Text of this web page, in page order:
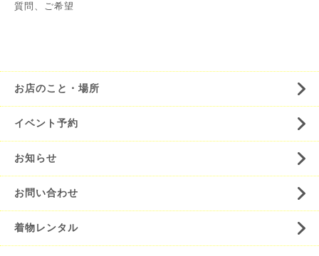
質問、ご希望
お店のこと・場所
イベント予約
お知らせ
お問い合わせ
着物レンタル